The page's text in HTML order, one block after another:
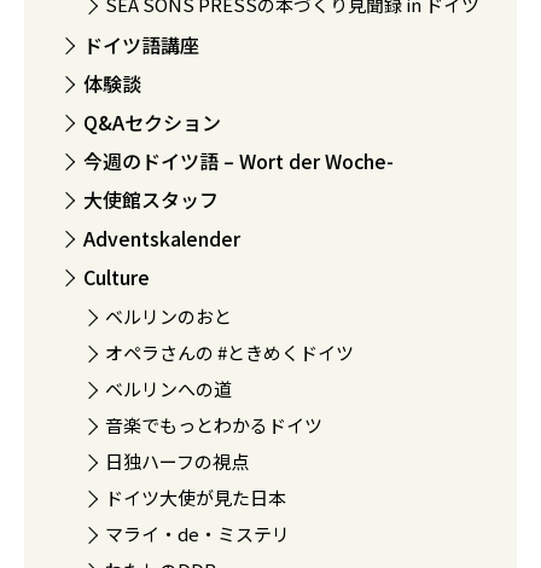
ドイツ語講座
体験談
Q&Aセクション
今週のドイツ語 – Wort der Woche-
大使館スタッフ
Adventskalender
Culture
ベルリンのおと
オペラさんの #ときめくドイツ
ベルリンへの道
音楽でもっとわかるドイツ
日独ハーフの視点
ドイツ大使が見た日本
マライ・de・ミステリ